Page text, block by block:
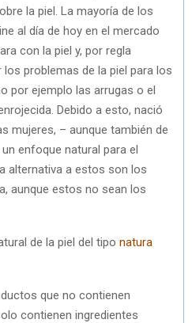
la piel. La mayoría de los
al día de hoy en el mercado
con la piel y, por regla
los problemas de la piel para los
por ejemplo las arrugas o el
Debido a esto, nació
mujeres, – aunque también de
enfoque natural para el
alternativa a estos son los
aunque estos no sean los
de la piel del tipo natura
que no contienen
contienen ingredientes